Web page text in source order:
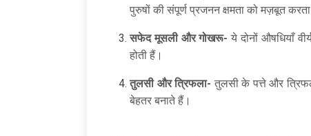
पुरुषों की संपूर्ण प्रजनन क्षमता को मज़बूत
सफेद मूसली और गोखरू-ये दोनों औषधियाँ
होती हैं।
तुलसी और त्रिफला- तुलसी के पत्ते और
बेहतर बनाते हैं।